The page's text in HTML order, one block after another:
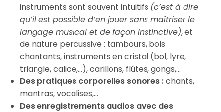
instruments sont souvent intuitifs (c’est à dire
qu’il est possible d’en jouer sans maîtriser le
langage musical et de façon instinctive), et
de nature percussive : tambours, bols
chantants, instruments en cristal (bol, lyre,
triangle, calice,…), carillons, flûtes, gongs,…
Des pratiques corporelles sonores :chants,
mantras, vocalises,…
Des enregistrements audios avec des